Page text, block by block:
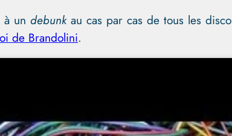
à un debunkau cas par cas de tous les
de Brandolini.